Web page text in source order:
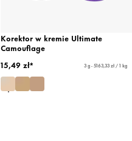
Korektor w kremie Ultimate
Camouflage
15,49 zł*
3 g - 5163,33 zł / 1 kg